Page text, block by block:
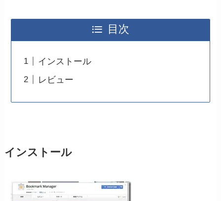
目次
インストール
レビュー
インストール